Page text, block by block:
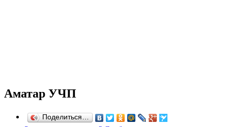
Аматар УЧП
Поделиться…